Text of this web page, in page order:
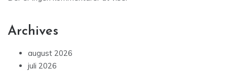
Archives
august 2026
juli 2026